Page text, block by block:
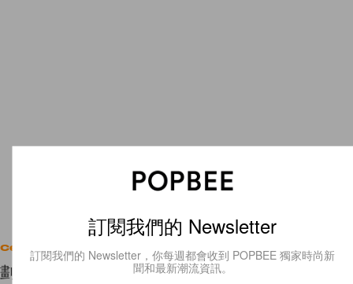
Celebrities
劃花了出道 23 年零負評紀錄，金泰希被傳出逃
訂閱我們的 Newsletter
訂閱我們的 Newsletter，你每週都會收到 POPBEE 獨家時尚新
聞和最新潮流資訊。